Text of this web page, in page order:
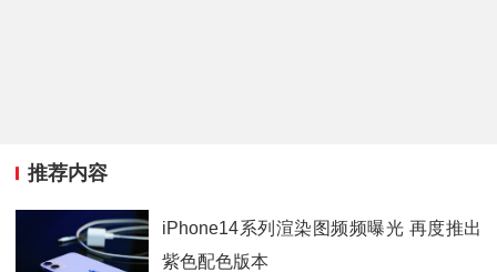
推荐内容
iPhone14系列渲染图频频曝光 再度推出
紫色配色版本